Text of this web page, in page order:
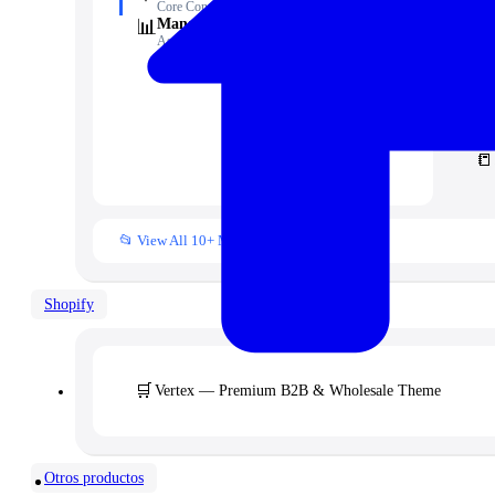
Core Concord CRM extensions
📊 Management
Assets, inventory & more
📒
📂 View All 10+ Modules →
Shopify
🛒 Vertex — Premium B2B & Wholesale Theme
Otros productos